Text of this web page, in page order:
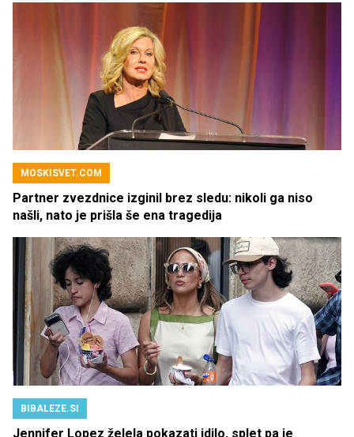
MOSKISVET.COM
Partner zvezdnice izginil brez sledu: nikoli ga niso
našli, nato je prišla še ena tragedija
BIBALEZE.SI
Jennifer Lopez želela pokazati idilo, splet pa je